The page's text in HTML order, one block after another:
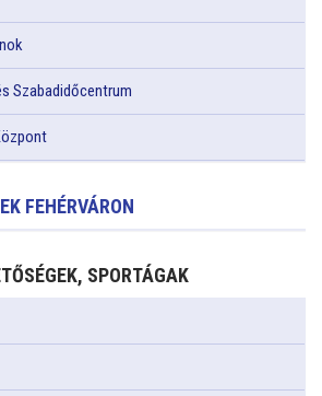
Szabadidőcentrum
FEHÉRVÁRON
SPORTÁGAK